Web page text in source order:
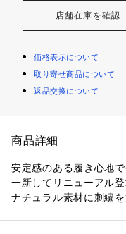
店舗在庫を確認
価格表示について
取り寄せ商品について
返品交換について
商品詳細
安定感のある履き心地
一新してリニューアル
ナチュラル素材に刺繍